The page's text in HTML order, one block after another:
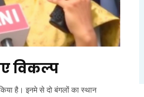
विकल्प
है। इनमे से दो बंगलों का स्थान